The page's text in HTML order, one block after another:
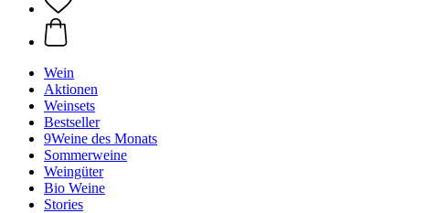
Wein
Aktionen
Weinsets
Bestseller
9Weine des Monats
Sommerweine
Weingüter
Bio Weine
Stories